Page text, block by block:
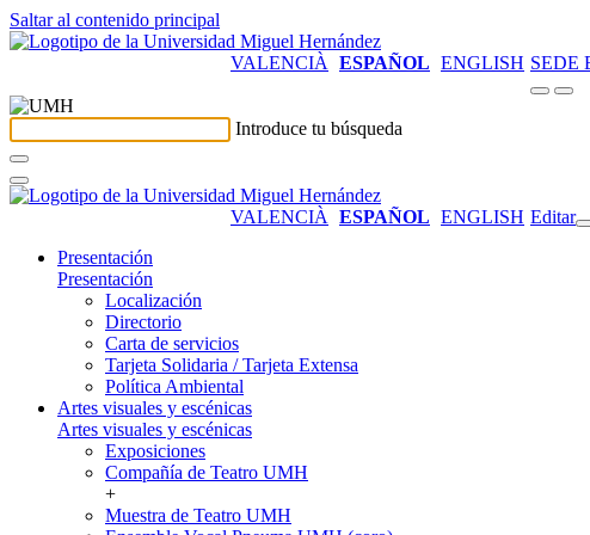
Saltar al contenido principal
VALENCIÀ ESPAÑOL ENGLISH SEDE
Introduce tu búsqueda
VALENCIÀ ESPAÑOL ENGLISH Editar
Presentación
Presentación
Localización
Directorio
Carta de servicios
Tarjeta Solidaria / Tarjeta Extensa
Política Ambiental
Artes visuales y escénicas
Artes visuales y escénicas
Exposiciones
Compañía de Teatro UMH
+
Muestra de Teatro UMH